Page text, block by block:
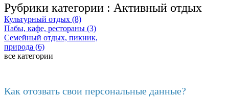
Рубрики категории : Активный отдых
Культурный отдых (8)
Пабы, кафе, рестораны (3)
Семейный отдых, пикник,
природа (6)
все категории
Как отозвать свои персональные данные?